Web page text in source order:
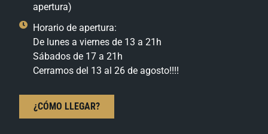
apertura)
Horario de apertura:
De lunes a viernes de 13 a 21h
Sábados de 17 a 21h
Cerramos del 13 al 26 de agosto!!!!
¿CÓMO LLEGAR?